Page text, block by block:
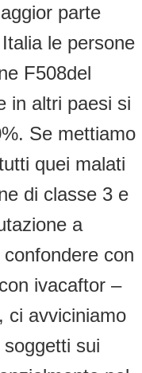
parte
le persone
F508del
in altri paesi si
Se mettiamo
quei malati
di classe 3 e
a
con
ivacaftor –
ci avviciniamo
sui